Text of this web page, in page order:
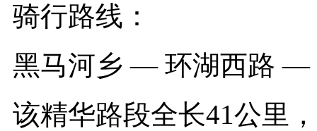
骑行路线：
黑马河乡 — 环湖西路 —
该精华路段全长41公里